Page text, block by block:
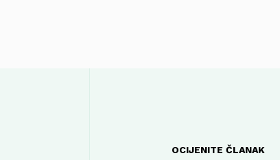
OCIJENITE ČLANAK